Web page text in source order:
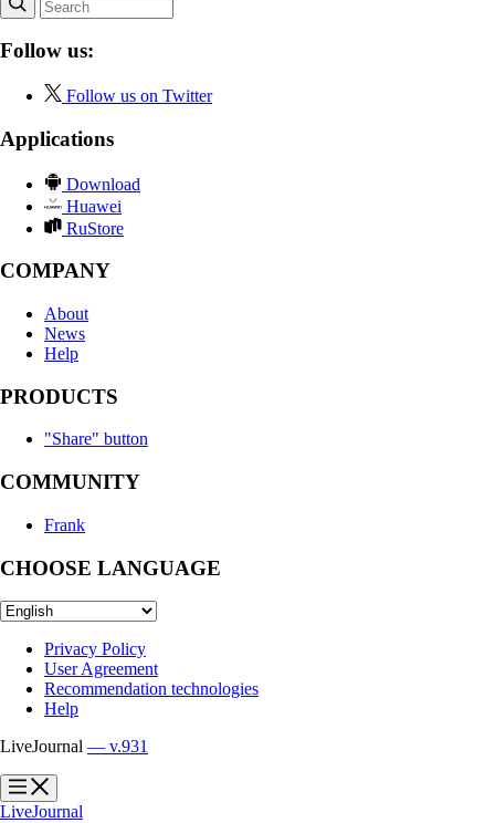
Follow us:
Follow us on Twitter
Applications
Download
Huawei
RuStore
COMPANY
About
News
Help
PRODUCTS
"Share" button
COMMUNITY
Frank
CHOOSE LANGUAGE
Privacy Policy
User Agreement
Recommendation technologies
Help
LiveJournal — v.931
?
?
LiveJournal